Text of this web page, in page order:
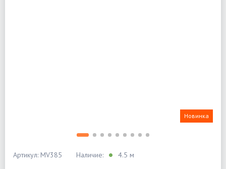
Новинка
Артикул: MV385 Наличие: 4.5 м